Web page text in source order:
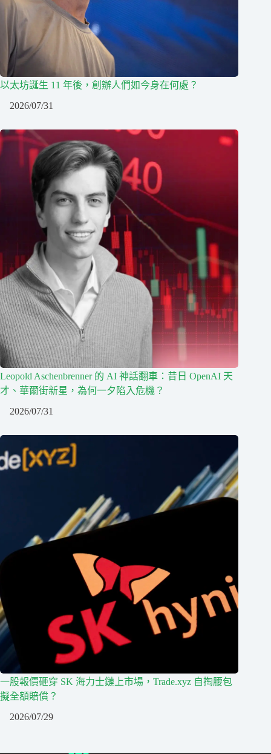
以太坊誕生 11 年後，創辦人們如今身在何處？
2026/07/31
Leopold Aschenbrenner 的 AI 神話翻車：昔日 OpenAI 天
才、華爾街新星，為何一夕陷入危機？
2026/07/31
一股報價砸穿 SK 海力士鏈上市場，Trade.xyz 自掏腰包
擬全額賠償？
2026/07/29